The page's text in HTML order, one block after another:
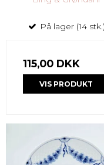
På lager (14 stk.)
115,00 DKK
VIS PRODUKT